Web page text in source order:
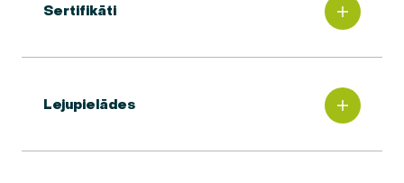
Sertifikāti
Lejupielādes